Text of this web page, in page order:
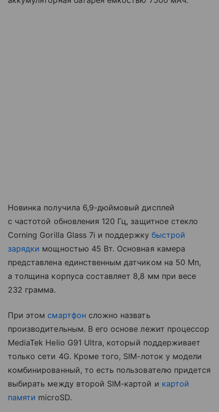
Новинка получила 6,9-дюймовый дисплей
с частотой обновления 120 Гц, защитное стекло
Corning Gorilla Glass 7i и поддержку быстрой
зарядки мощностью 45 Вт. Основная камера
представлена единственным датчиком на 50 Мп,
а толщина корпуса составляет 8,8 мм при весе
232 грамма.
При этом смартфон сложно назвать
производительным. В его основе лежит процессор
MediaTek Helio G91 Ultra, который поддерживает
только сети 4G. Кроме того, SIM-лоток у модели
комбинированный, то есть пользователю придется
выбирать между второй SIM-картой и картой
памяти microSD.